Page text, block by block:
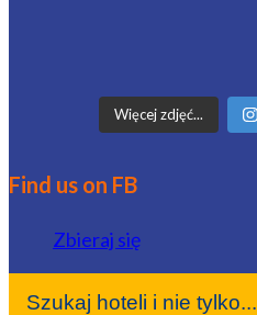
Więcej zdjęć...
Find us on FB
Zbieraj się
Szukaj hoteli i nie tylko...